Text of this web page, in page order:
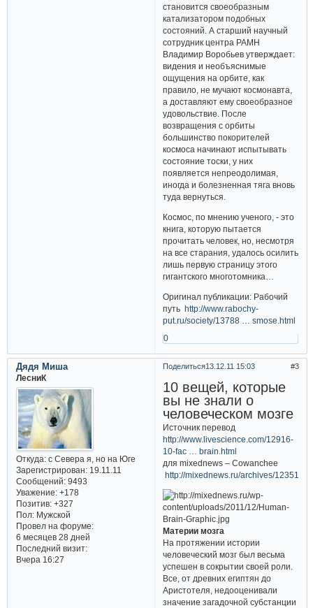
становится своеобразным
катализатором подобных
состояний. А старший научный
сотрудник центра РАМН
Владимир Воробьев утверждает:
видения и необъяснимые
ощущения на орбите, как
правило, не мучают космонавта,
а доставляют ему своеобразное
удовольствие. После
возвращения с орбиты
большинство покорителей
космоса начинают испытывать
состояние тоски, у них
появляется непреодолимая,
иногда и болезненная тяга вновь
туда вернуться.
Космос, по мнению ученого, - это
книга, которую пытается
прочитать человек, но, несмотря
на все старания, удалось осилить
лишь первую страницу этого
гигантского многотомника…
Оригинал публикации: Рабочий
путьhttp://www.rabochy-
put.ru/society/13788 … smose.html
0
Поделиться 3
13.12.11 15:03
Дядя Миша
ЛесниК
Откуда:с Севера я, но на Юге
Зарегистрирован: 19.11.11
Сообщений:9493
Уважение: +178
Позитив: +327
Пол:Мужской
Провел на форуме:
6 месяцев 28 дней
Последний визит:
Вчера 16:27
10 вещей, которые
вы не знали о
человеческом мозге
Источник перевод
http://www.livescience.com/12916-
10-fac … brain.html
для mixednews – Cowanchee
http://mixednews.ru/archives/12351
Материи мозга
На протяжении истории
человеческий мозг был весьма
успешен в сокрытии своей роли.
Все, от древних египтян до
Аристотеля, недооценивали
значение загадочной субстанции